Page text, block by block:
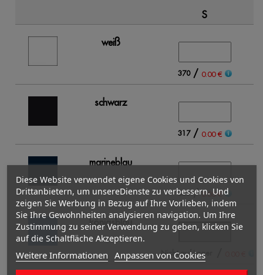
S
weiß
370/ 0.00 €
schwarz
317/ 0.00 €
marineblau
523/0.00 €
königsblau
Nicht auf Lager
Diese Website verwendet eigene Cookies und Cookies von
Drittanbietern, um unsereDienste zu verbessern. Und
zeigen Sie Werbung in Bezug auf Ihre Vorlieben, indem
Sie Ihre Gewohnheiten analysieren navigation. Um Ihre
Zustimmung zu seiner Verwendung zu geben, klicken Sie
auf die Schaltfläche Akzeptieren.
Weitere Informationen Anpassen von Cookies